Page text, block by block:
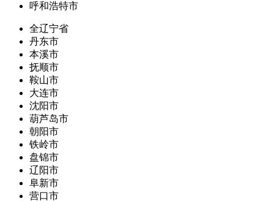
呼和浩特市
全辽宁省
丹东市
本溪市
抚顺市
鞍山市
大连市
沈阳市
葫芦岛市
朝阳市
铁岭市
盘锦市
辽阳市
阜新市
营口市